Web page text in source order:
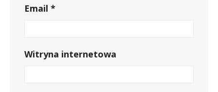
Email *
Witryna internetowa